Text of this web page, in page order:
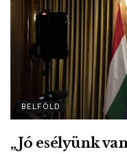
BELFÖLD
„Jó esélyünk